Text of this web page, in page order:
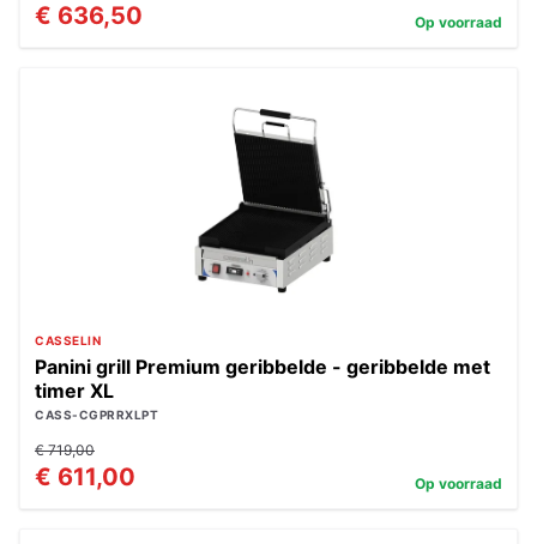
€ 636,50 Op voorraad
CASSELIN
Panini grill Premium geribbelde - geribbelde met
timer XL
CASS-CGPRRXLPT
€ 719,00
€ 611,00 Op voorraad